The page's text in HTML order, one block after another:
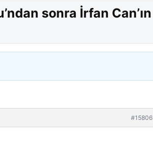
sonra İrfan Can’ın
#15806